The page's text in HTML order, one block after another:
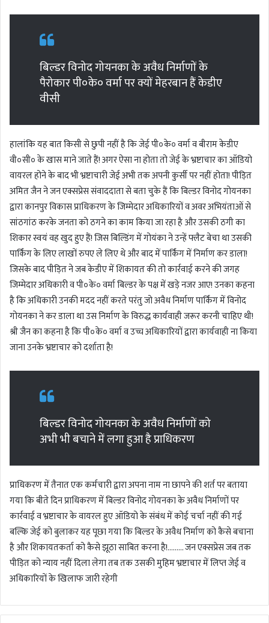
बिल्डर विनोद गोयनका के अवैध निर्माणों के
पैरोकार पी०के० वर्मा पर क्यों मेहरबान हैं केडीए
वीसी
हालांकि यह बात किसी से छुपी नहीं है कि जेई पी०के० वर्मा व बीराम केडीए
वी०सी० के खास माने जाते हैं! अगर ऐसा ना होता तो जेई के भ्रष्टाचार का ऑडियो
वायरल होने के बाद भी भ्रष्टाचारी जेई अभी तक अपनी कुर्सी पर नहीं होता! पीड़ित
अमित जैन ने जन एक्सप्रेस संवाददाता से बता चुके हैं कि बिल्डर विनोद गोयनका
द्वारा कानपुर विकास प्राधिकरण के जिम्मेदार अधिकारियों व अवर अभियंताओं से
सांठगांठ करके जनता को ठगने का काम किया जा रहा है और उसकी ठगी का
शिकार स्वयं वह खुद हुए हैं! जिस बिल्डिंग में गोयंका ने उन्हें फ्लैट बेचा था उसकी
पार्किंग के लिए लाखों रुपए ले लिए थे और बाद में पार्किंग में निर्माण कर डाला!
जिसके बाद पीड़ित ने जब केडीए में शिकायत की तो कार्रवाई करने की जगह
जिम्मेदार अधिकारी व पी०के० वर्मा बिल्डर के पक्ष में खड़े नजर आए! उनका कहना
है कि अधिकारी उनकी मदद नहीं करते परंतु जो अवैध निर्माण पार्किंग में विनोद
गोयनका ने कर डाला था उस निर्माण के विरुद्ध कार्यवाही जरूर करनी चाहिए थी!
श्री जैन का कहना है कि पी०के० वर्मा व उच्च अधिकारियों द्वारा कार्यवाही ना किया
जाना उनके भ्रष्टाचार को दर्शाता है!
बिल्डर विनोद गोयनका के अवैध निर्माणों को
अभी भी बचाने में लगा हुआ है प्राधिकरण
प्राधिकरण में तैनात एक कर्मचारी द्वारा अपना नाम ना छापने की शर्त पर बताया
गया कि बीते दिन प्राधिकरण में बिल्डर विनोद गोयनका के अवैध निर्माणों पर
कार्रवाई व भ्रष्टाचार के वायरल हुए ऑडियो के संबंध में कोई चर्चा नहीं की गई
बल्कि जेई को बुलाकर यह पूछा गया कि बिल्डर के अवैध निर्माण को कैसे बचाना
है और शिकायतकर्ता को कैसे झूठा साबित करना है!……… जन एक्सप्रेस जब तक
पीड़ित को न्याय नहीं दिला लेगा तब तक उसकी मुहिम भ्रष्टाचार में लिप्त जेई व
अधिकारियों के खिलाफ जारी रहेगी